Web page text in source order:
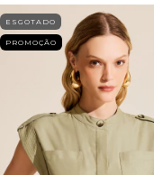
ESGOTADO
PROMOÇÃO